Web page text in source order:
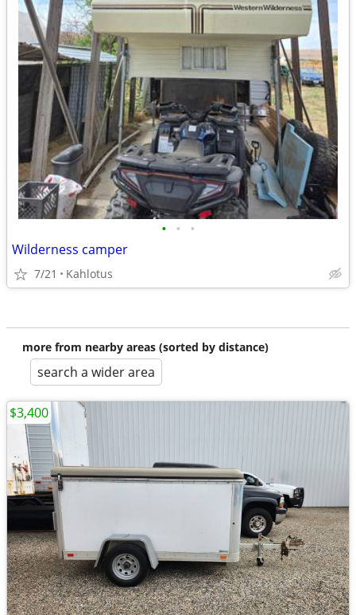
• • •
Wilderness camper
7/21 Kahlotus
more from nearby areas (sorted by distance)
search a wider area
$3,400